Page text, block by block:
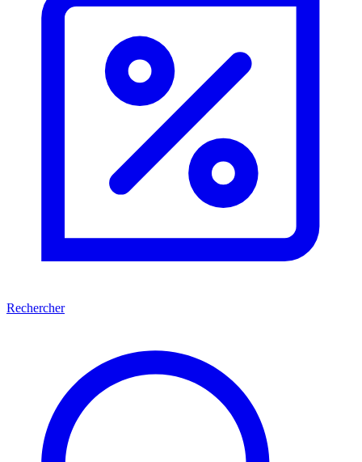
Rechercher